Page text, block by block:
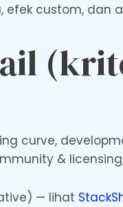
custom, dan
curve,
&
— lihat